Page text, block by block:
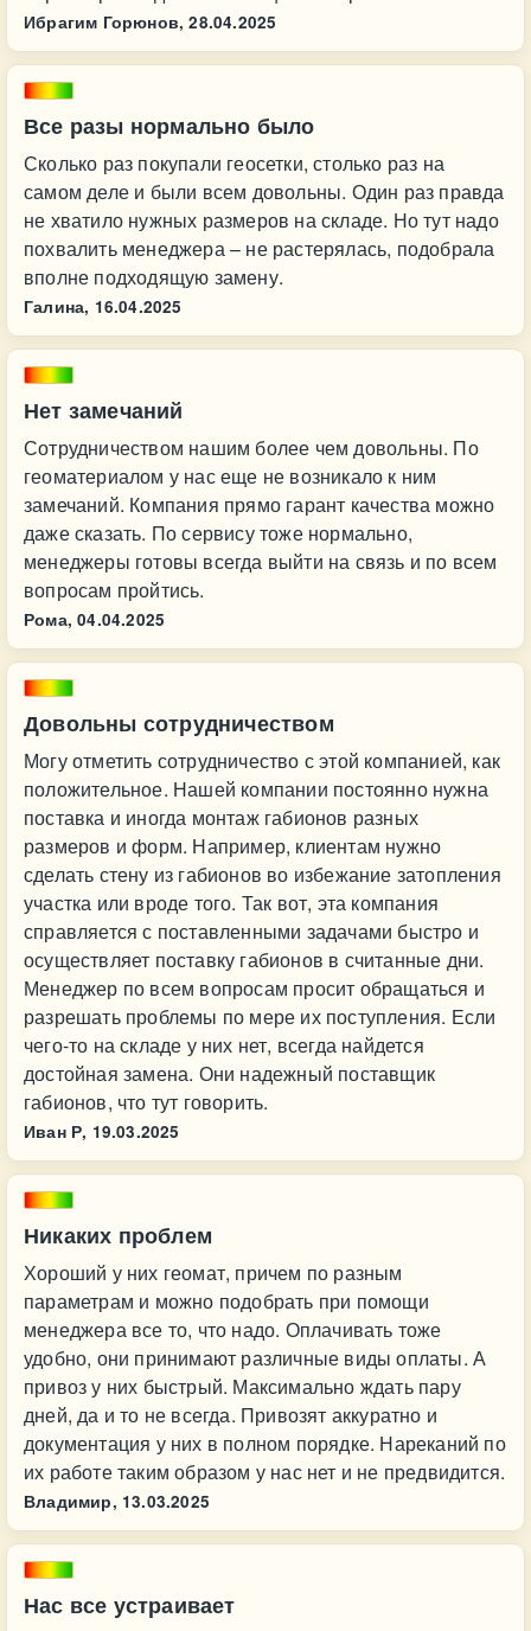
Ибрагим Горюнов, 28.04.2025
Все разы нормально было
Сколько раз покупали геосетки, столько раз на
самом деле и были всем довольны. Один раз правда
не хватило нужных размеров на складе. Но тут надо
похвалить менеджера – не растерялась, подобрала
вполне подходящую замену.
Галина, 16.04.2025
Нет замечаний
Сотрудничеством нашим более чем довольны. По
геоматериалом у нас еще не возникало к ним
замечаний. Компания прямо гарант качества можно
даже сказать. По сервису тоже нормально,
менеджеры готовы всегда выйти на связь и по всем
вопросам пройтись.
Рома, 04.04.2025
Довольны сотрудничеством
Могу отметить сотрудничество с этой компанией, как
положительное. Нашей компании постоянно нужна
поставка и иногда монтаж габионов разных
размеров и форм. Например, клиентам нужно
сделать стену из габионов во избежание затопления
участка или вроде того. Так вот, эта компания
справляется с поставленными задачами быстро и
осуществляет поставку габионов в считанные дни.
Менеджер по всем вопросам просит обращаться и
разрешать проблемы по мере их поступления. Если
чего-то на складе у них нет, всегда найдется
достойная замена. Они надежный поставщик
габионов, что тут говорить.
Иван Р, 19.03.2025
Никаких проблем
Хороший у них геомат, причем по разным
параметрам и можно подобрать при помощи
менеджера все то, что надо. Оплачивать тоже
удобно, они принимают различные виды оплаты. А
привоз у них быстрый. Максимально ждать пару
дней, да и то не всегда. Привозят аккуратно и
документация у них в полном порядке. Нареканий по
их работе таким образом у нас нет и не предвидится.
Владимир, 13.03.2025
Нас все устраивает